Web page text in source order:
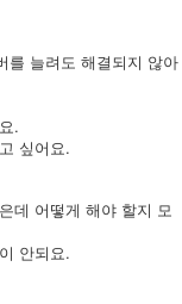
를 늘려도 해결되지 않아
.
싶어요.
데 어떻게 해야 할지 모
안되요.